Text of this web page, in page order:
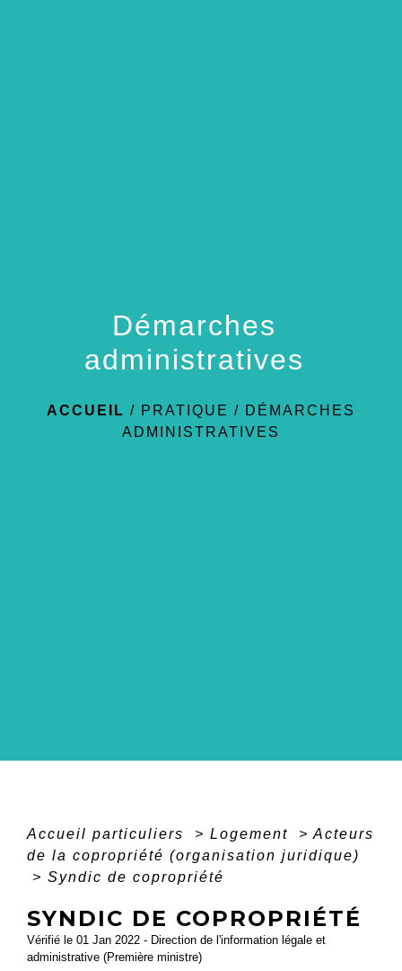
Démarches
administratives
ACCUEIL / PRATIQUE / DÉMARCHES
ADMINISTRATIVES
Accueil particuliers > Logement > Acteurs
de la copropriété (organisation juridique)
> Syndic de copropriété
SYNDIC DE COPROPRIÉTÉ
Vérifié le 01 Jan 2022 - Direction de l'information légale et
administrative (Première ministre)